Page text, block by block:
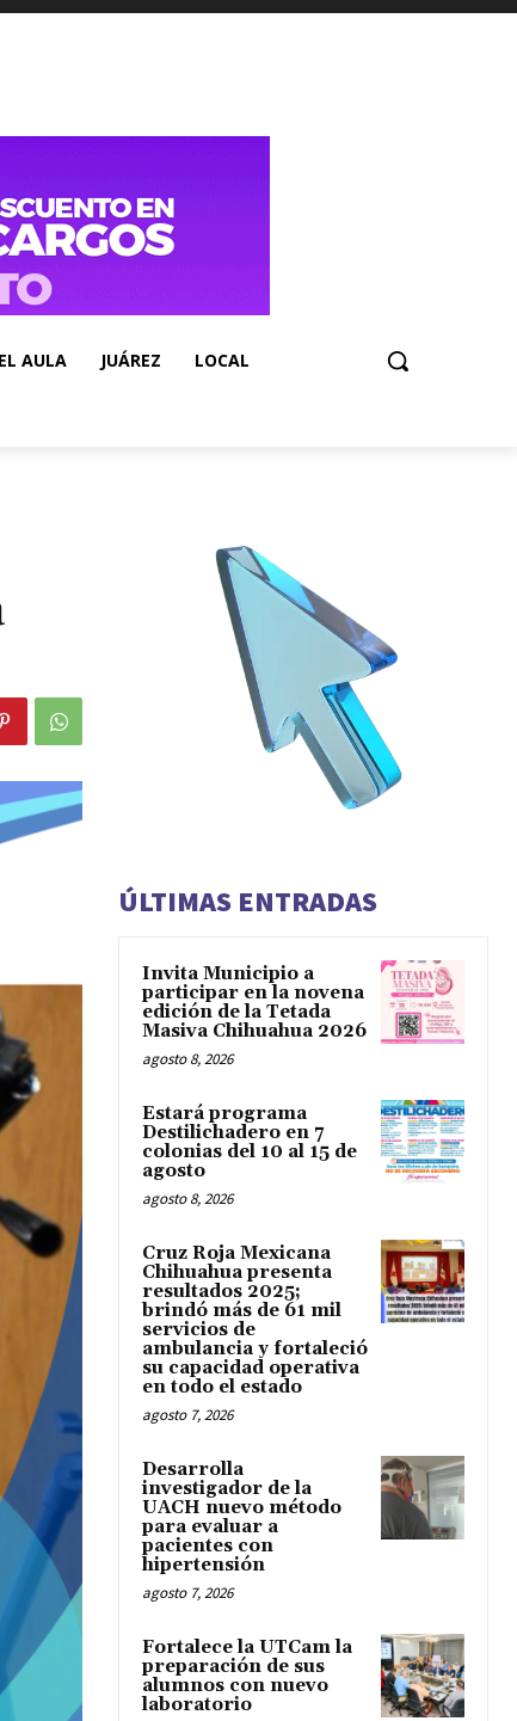
AULA JUÁREZ LOCAL
ÚLTIMAS ENTRADAS
Invita Municipio a
participar en la novena
edición de la Tetada
Masiva Chihuahua 2026
agosto 8, 2026
Estará programa
Destilichadero en 7
colonias del 10 al 15 de
agosto
agosto 8, 2026
Cruz Roja Mexicana
Chihuahua presenta
resultados 2025;
brindó más de 61 mil
servicios de
ambulancia y fortaleció
su capacidad operativa
en todo el estado
agosto 7, 2026
Desarrolla
investigador de la
UACH nuevo método
para evaluar a
pacientes con
hipertensión
agosto 7, 2026
Fortalece la UTCam la
preparación de sus
alumnos con nuevo
laboratorio